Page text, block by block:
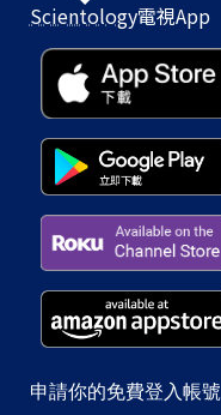
Scientology電視App
申請你的免費登入帳號